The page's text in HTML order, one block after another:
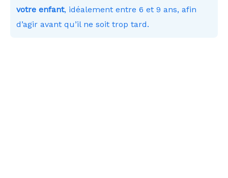
votre enfant, idéalement entre 6 et 9 ans, afin
d’agir avant qu’il ne soit trop tard.